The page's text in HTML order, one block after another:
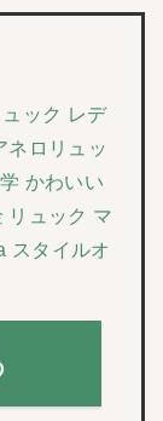
ック レデ
ネロリュッ
かわいい
リュック マ
スタイルオ